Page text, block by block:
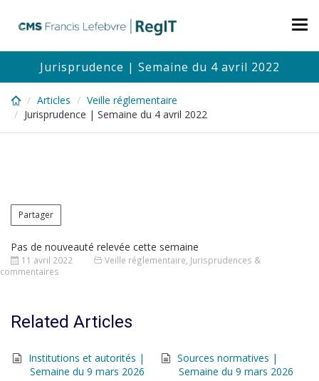
content
Jurisprudence | Semaine du 4 avril 2022
Articles
Veille réglementaire
Jurisprudence | Semaine du 4 avril 2022
Partager
Pas de nouveauté relevée cette semaine
11 avril 2022 Veille réglementaire Jurisprudences &
commentaires
Related Articles
Institutions et autorités |
Semaine du 9 mars 2026
Sources normatives |
Semaine du 9 mars 2026